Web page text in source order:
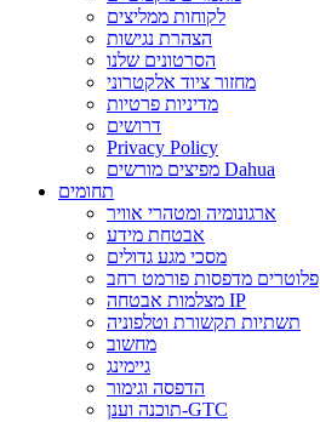
לקוחות ממליצים
הצהרת נגישות
הסרטונים שלנו
מחזור ציוד אלקטרוני
מדיניות פרטיות
דרושים
Privacy Policy
מפיצים מורשים Dahua
תחומים
ארגונומיה ומטהרי אוויר
אבטחת מידע
מסכי מגע גדולים
פלוטרים מדפסות פורמט רחב
מצלמות אבטחה IP
תשתיות תקשורת וטלפוניה
מחשוב
גיימינג
הדפסה וגימור
תוכנה וענן-GTC